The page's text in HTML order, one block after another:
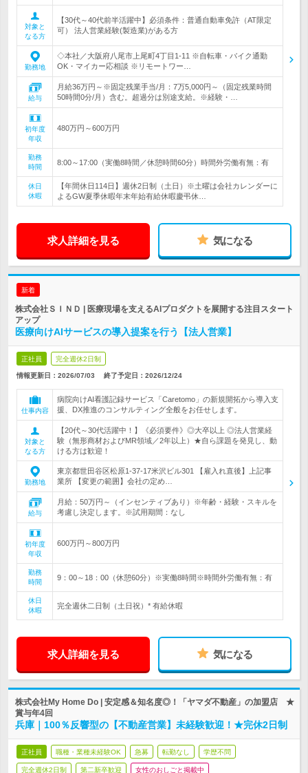
対象と
なる方
【30代～40代前半活躍中】必須条件：普通自動車免許（AT限定
可） 法人営業経験(製造業)がある方
勤務地
◇本社／大阪府八尾市上尾町4丁目1-11 ※自転車・バイク通勤
OK・マイカー応相談 ※リモートワー…
給与
月給36万円～※固定残業手当/月：7万5,000円～（固定残業時間
50時間0分/月）含む。超過分は別途支給。※経験・…
初年度
年収
480万円～600万円
勤務
時間
8:00～17:00（実働8時間／休憩時間60分）時間外労働有無：有
休日
休暇
【年間休日114日】週休2日制（土日）※土曜は会社カレンダーに
よるGW夏季休暇年末年始有給休暇慶弔休…
求人詳細を見る 気になる
新着
株式会社ＳＩＮＤ | 医療現場を支えるAIプロダクトを展開する注目スタート
アップ
医療向けAIサービスの導入提案を行う【法人営業】
正社員 完全週休2日制
情報更新日：2026/07/03 終了予定日： 2026/12/24
仕事内容
病院向けAI看護記録サービス「Caretomo」の新規開拓から導入支
援、DX推進のコンサルティング全般をお任せします。
対象と
なる方
【20代～30代活躍中！】《必須要件》◎大卒以上 ◎法人営業経
験（無形商材およびMR領域／2年以上）★自ら課題を発見し、動
ける方は歓迎！
勤務地
東京都世田谷区松原1-37-17米沢ビル301 【雇入れ直後】上記事
業所 【変更の範囲】会社の定め…
給与
月給：50万円～（インセンティブあり）※年齢・経験・スキルを
考慮し決定します。※試用期間：なし
初年度
年収
600万円～800万円
勤務
時間
9：00～18：00（休憩60分）※実働8時間※時間外労働有無：有
休日
休暇
完全週休二日制（土日祝）* 有給休暇
求人詳細を見る 気になる
株式会社My Home Do | 安定感＆知名度◎！「ヤマダ不動産」の加盟店 ★
賞与年4回
兵庫｜100％反響型の【不動産営業】未経験歓迎！★完休2日制
正社員 職種・業種未経験OK 急募 転勤なし 学歴不問
完全週休2日制 第二新卒歓迎 女性のおしごと掲載中